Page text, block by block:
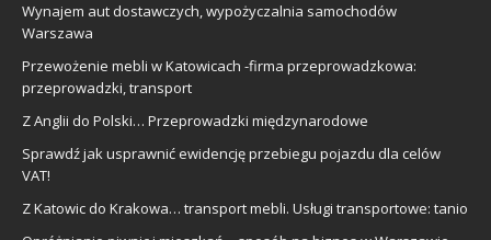
Wynajem aut dostawczych, wypożyczalnia samochodów
Warszawa
Przewożenie mebli w Katowicach -firma przeprowadzkowa:
przeprowadzki, transport
Z Anglii do Polski… Przeprowadzki międzynarodowe
Sprawdź jak usprawnić ewidencję przebiegu pojazdu dla celów
VAT!
Z Katowic do Krakowa… transport mebli. Usługi transportowe: tanio